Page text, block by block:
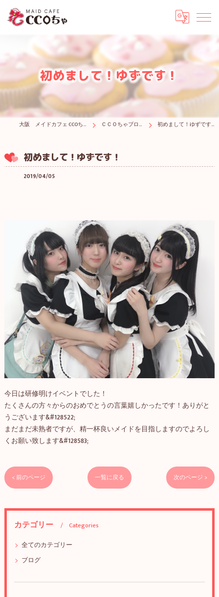
初めまして！ゆずです！
大阪 メイドカフェ CCOちゃ ＣＣＯちゃブログ 初めまして！ゆずです！
初めまして！ゆずです！
2019/04/05
今日は研修明けイベントでした！
たくさんの方々からのおめでとうの言葉嬉しかったです！ありがと
うございます&#128522;
まだまだ未熟者ですが、精一杯良いメイドを目指しますのでよろし
くお願い致します&#128583;
< 前のページ 一覧に戻る 次のページ >
カテゴリー
Categories
全てのカテゴリー
ブログ